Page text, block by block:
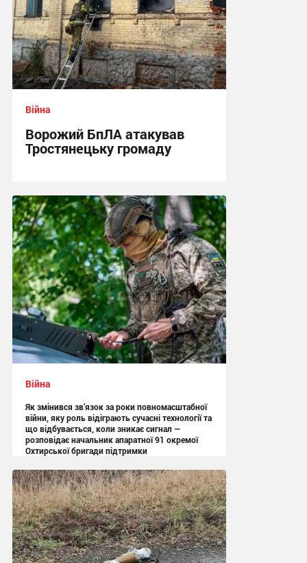
Війна
Ворожий БпЛА атакував
Тростянецьку громаду
11:26 сьогодні
Війна
Як змінився зв’язок за роки повномасштабної
війни, яку роль відіграють сучасні технології та
що відбувається, коли зникає сигнал —
розповідає начальник апаратної 91 окремої
Охтирської бригади підтримки
13:05 вчора